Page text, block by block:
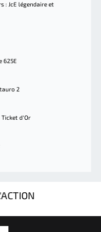
: JcE légendaire et
625E
2
d'Or